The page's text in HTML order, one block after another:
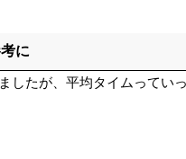
に
したが、平均タイムってい